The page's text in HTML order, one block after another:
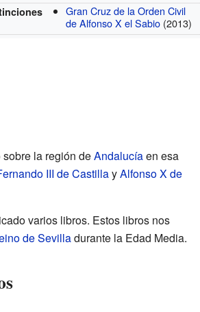
Gran Cruz de la Orden Civil
de Alfonso X el Sabio (2013)
la región deAndalucíaen esa
III de CastillayAlfonso X de
varios libros. Estos libros nos
de Sevilladurante la Edad Media.